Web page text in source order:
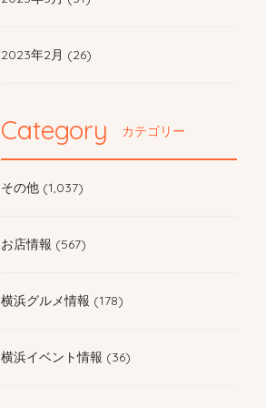
2023年2月 (26)
Category カテゴリー
その他 (1,037)
お店情報 (567)
横浜グルメ情報 (178)
横浜イベント情報 (36)